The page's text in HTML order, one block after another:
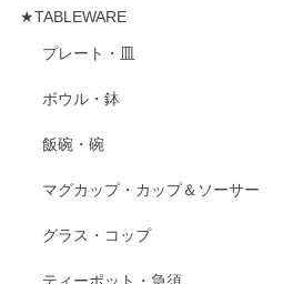
★TABLEWARE
プレート・皿
ボウル・鉢
飯碗・碗
マグカップ・カップ＆ソーサー
グラス・コップ